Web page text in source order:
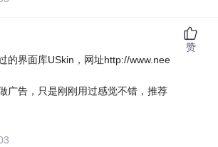
的界面库USkin，网址http://www.nee
广告，只是刚刚用过感觉不错，推荐
赞